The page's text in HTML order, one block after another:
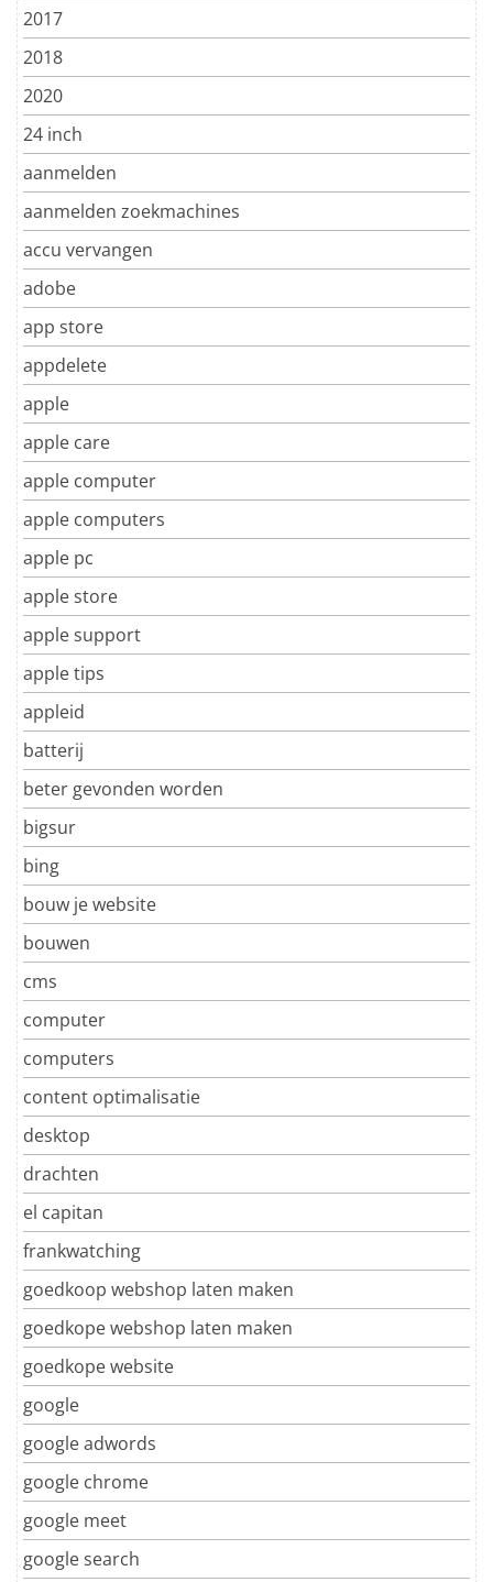
2017
2018
2020
24 inch
aanmelden
aanmelden zoekmachines
accu vervangen
adobe
app store
appdelete
apple
apple care
apple computer
apple computers
apple pc
apple store
apple support
apple tips
appleid
batterij
beter gevonden worden
bigsur
bing
bouw je website
bouwen
cms
computer
computers
content optimalisatie
desktop
drachten
el capitan
frankwatching
goedkoop webshop laten maken
goedkope webshop laten maken
goedkope website
google
google adwords
google chrome
google meet
google search